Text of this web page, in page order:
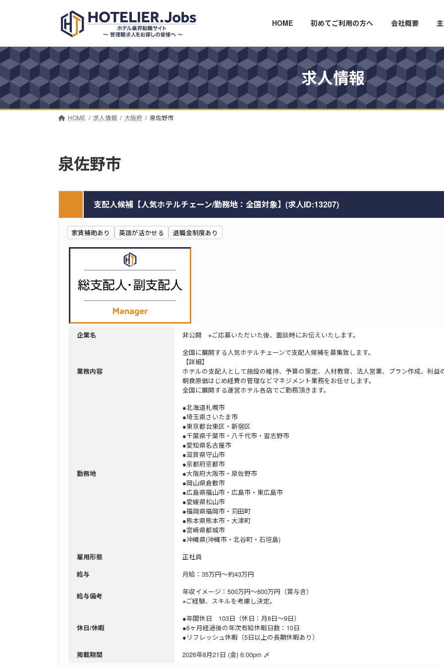
ツ
へ
ス
キ
ッ
プ
シ
ョ
ン
に
移
動
HOME 初めてご利用の方へ 会社概要
求人情報
HOME 求人情報 大阪府 泉佐野市
泉佐野市
支配人候補【人気ホテルチェーン/勤務地：全国対象】(求人ID:13207)
家賃補助あり 英語が活かせる 退職金制度あり
企業名 非公開 ※ご応募いただいた後、面談時にお伝えいたします。
業務内容
全国に展開する人気ホテルチェーンで支配人候補を募集致します。
【詳細】
ホテルの支配人として施設の維持、予算の策定、人材教育、法人営業、プラン作成、利益
朝食原価はじめ経費の管理などマネジメント業務をお任せします。
全国に展開する運営ホテル各店でご勤務頂きます。
勤務地
●北海道札幌市
●埼玉県さいたま市
●東京都台東区・新宿区
●千葉県千葉市・八千代市・習志野市
●愛知県名古屋市
●滋賀県守山市
●京都府京都市
●大阪府大阪市・泉佐野市
●岡山県倉敷市
●広島県福山市・広島市・東広島市
●愛媛県松山市
●福岡県福岡市・苅田町
●熊本県熊本市・大津町
●宮崎県都城市
●沖縄県(沖縄市・北谷町・石垣島)
雇用形態 正社員
給与 月給：35万円～約43万円
給与備考
年収イメージ：500万円〜600万円（賞与含）
※ご経験、スキルを考慮し決定。
休日/休暇
●年間休日 103日（休日：月8日〜9日）
●6ヶ月経過後の年次有給休暇日数：10日
●リフレッシュ休暇（5日以上の長期休暇あり）
掲載期間 2026年8月21日 (金) 6:00pm 〆